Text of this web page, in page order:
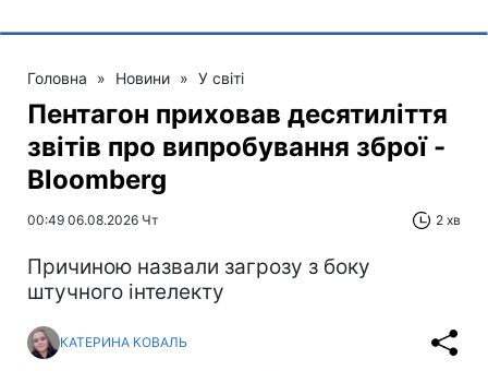
Головна » Новини » У світі
Пентагон приховав десятиліття
звітів про випробування зброї -
Bloomberg
00:49 06.08.2026 Чт 2 хв
Причиною назвали загрозу з боку
штучного інтелекту
КАТЕРИНА КОВАЛЬ